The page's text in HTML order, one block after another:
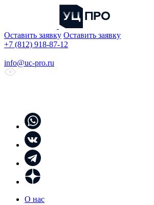
Оставить заявку Оставить заявку
+7 (812) 918-87-12
info@uc-pro.ru
О нас